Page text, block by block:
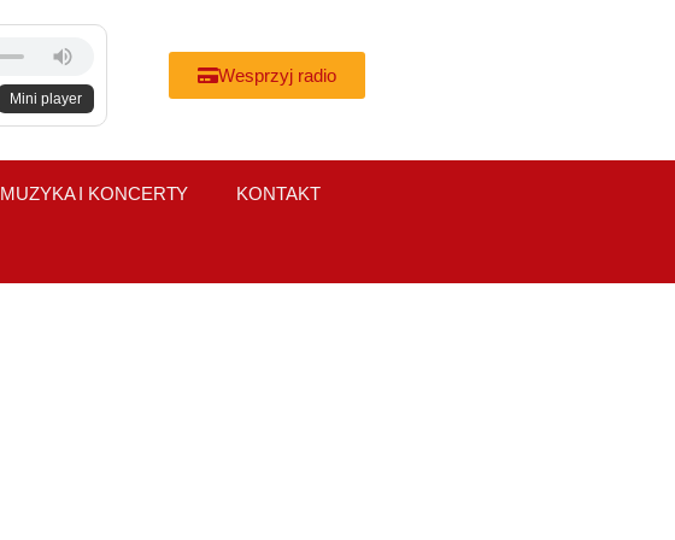
Mini player
Wesprzyj radio
MUZYKA I KONCERTY KONTAKT